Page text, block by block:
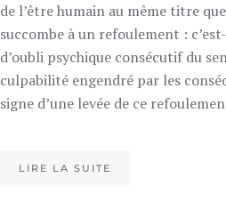
de l’être humain au même titre
succombe à un refoulement :
d’oubli psychique consécutif du
culpabilité engendré par les
signe d’une levée de ce
LIRE LA SUITE